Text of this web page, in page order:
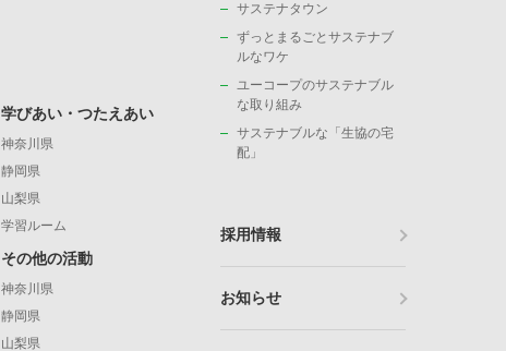
学びあい・つたえあい
神奈川県
静岡県
山梨県
学習ルーム
その他の活動
神奈川県
静岡県
山梨県
サステナタウン
ずっとまるごとサステナブ
ルなワケ
ユーコープのサステナブル
な取り組み
サステナブルな「生協の宅
配」
採用情報
お知らせ